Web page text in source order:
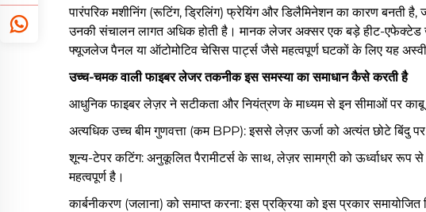
पारंपरिक मशीनिंग (रूटिंग, ड्रिलिंग) फ्रेयिंग और डिलैमिनेशन का कारण बनती
उनकी संचालन लागत अधिक होती है। मानक लेजर अक्सर एक बड़े हीट-एफेक्टेड
फ्यूजलेज पैनल या ऑटोमोटिव चेसिस पार्ट्स जैसे महत्वपूर्ण घटकों के लिए यह
उच्च-चमक वाली फाइबर लेजर तकनीक इस समस्या का समाधान कैसे करती है
आधुनिक फाइबर लेज़र ने सटीकता और नियंत्रण के माध्यम से इन सीमाओं पर काबू
अत्यधिक उच्च बीम गुणवत्ता (कम BPP): इससे लेज़र ऊर्जा को अत्यंत छोटे बिंदु
शून्य-टेपर कटिंग: अनुकूलित पैरामीटर्स के साथ, लेज़र सामग्री को ऊर्ध्वाधर
महत्वपूर्ण है।
कार्बनीकरण (जलाना) को समाप्त करना: इस प्रक्रिया को इस प्रकार